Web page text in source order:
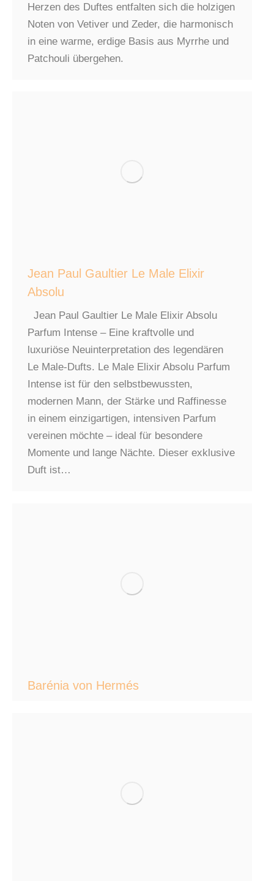
Herzen des Duftes entfalten sich die holzigen
Noten von Vetiver und Zeder, die harmonisch
in eine warme, erdige Basis aus Myrrhe und
Patchouli übergehen.
Jean Paul Gaultier Le Male Elixir
Absolu
Jean Paul Gaultier Le Male Elixir Absolu
Parfum Intense – Eine kraftvolle und
luxuriöse Neuinterpretation des legendären
Le Male-Dufts. Le Male Elixir Absolu Parfum
Intense ist für den selbstbewussten,
modernen Mann, der Stärke und Raffinesse
in einem einzigartigen, intensiven Parfum
vereinen möchte – ideal für besondere
Momente und lange Nächte. Dieser exklusive
Duft ist…
Barénia von Hermés